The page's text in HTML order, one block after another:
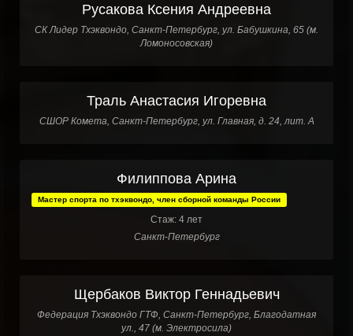
Русакова Ксения Андреевна
СК Лидер Тхэквондо, Санкт-Петербург, ул. Бабушкина, 65 (м.
Ломоносовская)
Траль Анастасия Игоревна
СШОР Комета, Санкт-Петербург, ул. Главная, д. 24, лит. А
Филиппова Арина
Мастер спорта по тхэквондо, член сборной команды России
Стаж: 4 лет
Санкт-Петербург
Щербаков Виктор Геннадьевич
Федерация Тхэквондо ГТФ, Санкт-Петербург, Благодатная
ул., 47 (м. Электросила)